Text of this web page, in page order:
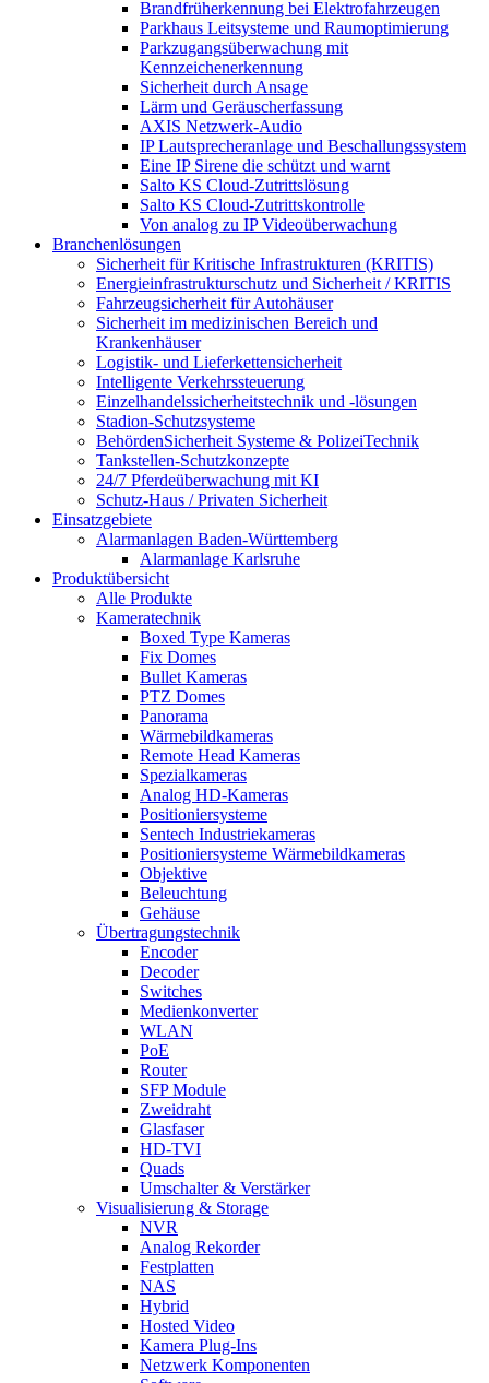
Brandfrüherkennung bei Elektrofahrzeugen
Parkhaus Leitsysteme und Raumoptimierung
Parkzugangsüberwachung mit
Kennzeichenerkennung
Sicherheit durch Ansage
Lärm und Geräuscherfassung
AXIS Netzwerk-Audio
IP Lautsprecheranlage und Beschallungssystem
Eine IP Sirene die schützt und warnt
Salto KS Cloud-Zutrittslösung
Salto KS Cloud-Zutrittskontrolle
Von analog zu IP Videoüberwachung
Branchenlösungen
Sicherheit für Kritische Infrastrukturen (KRITIS)
Energieinfrastrukturschutz und Sicherheit / KRITIS
Fahrzeugsicherheit für Autohäuser
Sicherheit im medizinischen Bereich und
Krankenhäuser
Logistik- und Lieferkettensicherheit
Intelligente Verkehrssteuerung
Einzelhandelssicherheitstechnik und -lösungen
Stadion-Schutzsysteme
BehördenSicherheit Systeme & PolizeiTechnik
Tankstellen-Schutzkonzepte​
24/7 Pferdeüberwachung mit KI
Schutz-Haus / Privaten Sicherheit
Einsatzgebiete
Alarmanlagen Baden-Württemberg
Alarmanlage Karlsruhe
Produktübersicht
Alle Produkte
Kameratechnik
Boxed Type Kameras
Fix Domes
Bullet Kameras
PTZ Domes
Panorama
Wärmebildkameras
Remote Head Kameras
Spezialkameras
Analog HD-Kameras
Positioniersysteme
Sentech Industriekameras
Positioniersysteme Wärmebildkameras
Objektive
Beleuchtung
Gehäuse
Übertragungstechnik
Encoder
Decoder
Switches
Medienkonverter
WLAN
PoE
Router
SFP Module
Zweidraht
Glasfaser
HD-TVI
Quads
Umschalter & Verstärker
Visualisierung & Storage
NVR
Analog Rekorder
Festplatten
NAS
Hybrid
Hosted Video
Kamera Plug-Ins
Netzwerk Komponenten